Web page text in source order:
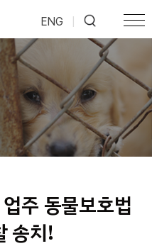
ENG
주 동물보호법
송치!